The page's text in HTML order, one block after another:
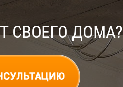
СВОЕГО ДОМА?